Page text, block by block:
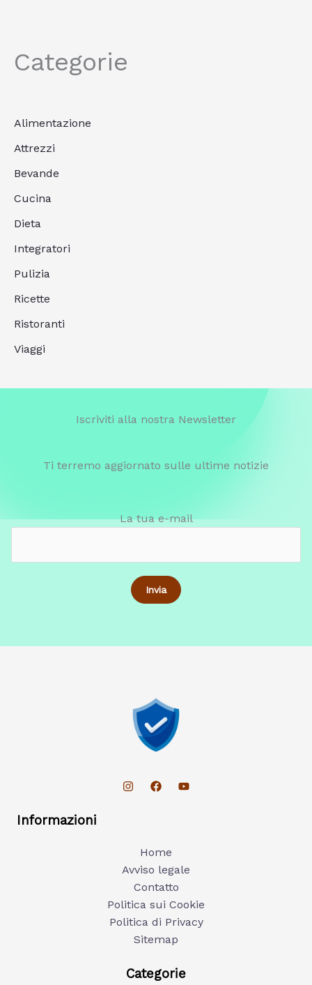
Categorie
Alimentazione
Attrezzi
Bevande
Cucina
Dieta
Integratori
Pulizia
Ricette
Ristoranti
Viaggi
Iscriviti alla nostra Newsletter
Ti terremo aggiornato sulle ultime notizie
La tua e-mail
Informazioni
Home
Avviso legale
Contatto
Politica sui Cookie
Politica di Privacy
Sitemap
Categorie